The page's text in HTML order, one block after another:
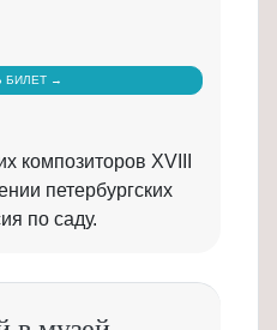
БИЛЕТ →
композиторов XVIII
петербургских
по саду.